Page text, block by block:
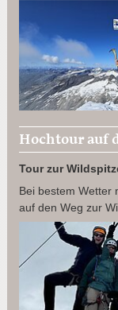
Hochtour auf
Tour zur
Bei bestem Wetter
auf den Weg zur